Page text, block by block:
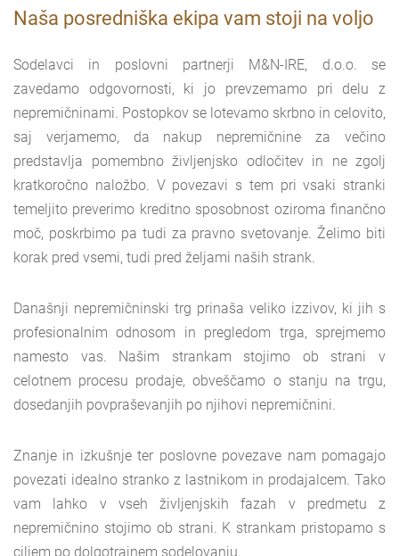
Naša posredniška ekipa vam stoji na voljo
Sodelavci in poslovni partnerji M&N-IRE, d.o.o. se
zavedamo odgovornosti, ki jo prevzemamo pri delu z
nepremičninami. Postopkov se lotevamo skrbno in celovito,
saj verjamemo, da nakup nepremičnine za večino
predstavlja pomembno življenjsko odločitev in ne zgolj
kratkoročno naložbo. V povezavi s tem pri vsaki stranki
temeljito preverimo kreditno sposobnost oziroma finančno
moč, poskrbimo pa tudi za pravno svetovanje. Želimo biti
korak pred vsemi, tudi pred željami naših strank.
Današnji nepremičninski trg prinaša veliko izzivov, ki jih s
profesionalnim odnosom in pregledom trga, sprejmemo
namesto vas. Našim strankam stojimo ob strani v
celotnem procesu prodaje, obveščamo o stanju na trgu,
dosedanjih povpraševanjih po njihovi nepremičnini.
Znanje in izkušnje ter poslovne povezave nam pomagajo
povezati idealno stranko z lastnikom in prodajalcem. Tako
vam lahko v vseh življenjskih fazah v predmetu z
nepremičnino stojimo ob strani. K strankam pristopamo s
ciljem po dolgotrajnem sodelovanju.